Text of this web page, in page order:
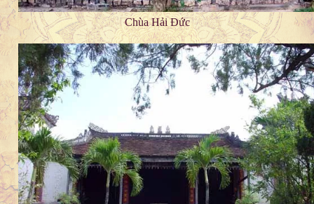
Chùa Hải Đức